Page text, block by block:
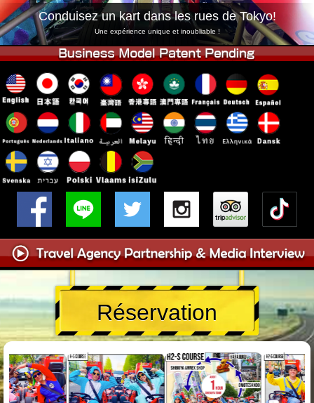
Tokyo Asakusa Osaka
Okinawa
Conduisez un kart dans les rues de Tokyo!
Une expérience unique et inoubliable !
Réservation